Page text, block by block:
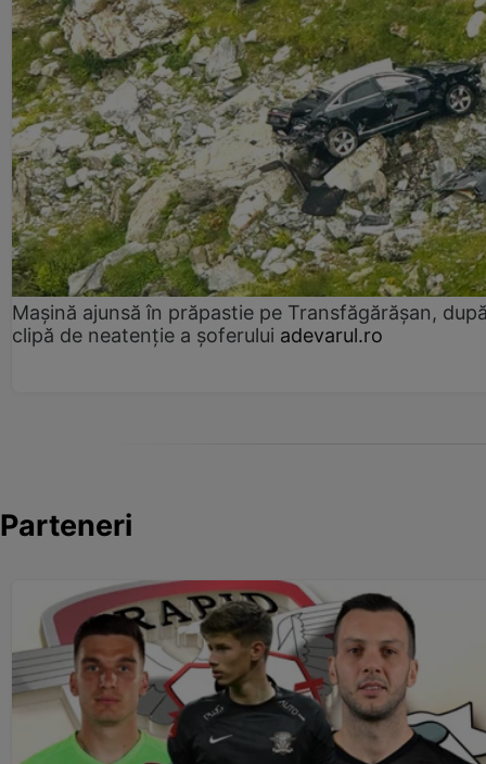
Mașină ajunsă în prăpastie pe Transfăgărășan,
clipă de neatenție a șoferului adevarul.ro
Parteneri